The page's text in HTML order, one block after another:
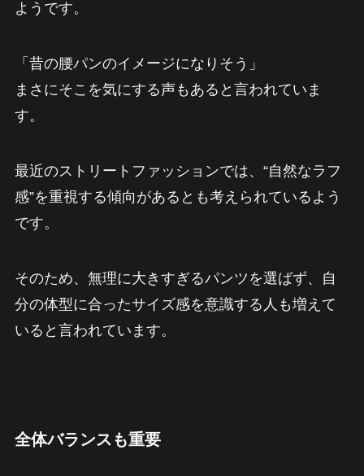
ようです。
「昔の腰パンのイメージになりそう」
まさにそこを気にする声もあると言われていま
す。
最近のストリートファッションでは、“自然なラフ
感”を重視する傾向があるとも考えられているよう
です。
そのため、無理に大きすぎるパンツを選ばず、自
分の体型に合ったサイズ感を意識する人も増えて
いると言われています。
全体バランスも重要